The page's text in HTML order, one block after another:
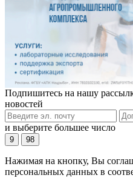
Подпишитесь на нашу
новостей
и выберите большее число
9 98
Нажимая на кнопку, Вы
персональных данных в